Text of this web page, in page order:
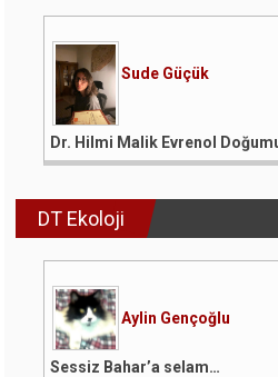
Sude Güçük
Dr. Hilmi Malik Evrenol
DT Ekoloji
Aylin Gençoğlu
Sessiz Bahar’a selam…